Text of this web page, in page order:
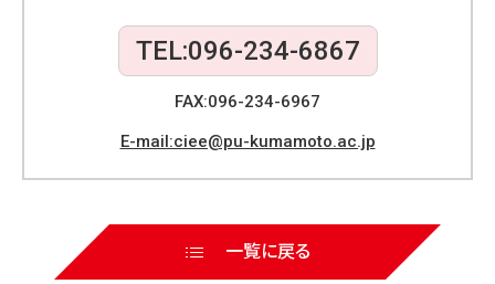
o
k
TEL:096-234-6867
FAX:096-234-6967
E-mail:ciee@pu-kumamoto.ac.jp
一覧に戻る